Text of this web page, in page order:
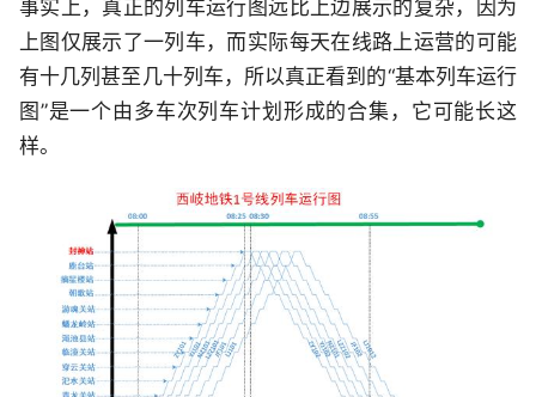
事实上，真正的列车运行图远比上边展示的复杂，因为
上图仅展示了一列车，而实际每天在线路上运营的可能
有十几列甚至几十列车，所以真正看到的“基本列车运行
图”是一个由多车次列车计划形成的合集，它可能长这
样。